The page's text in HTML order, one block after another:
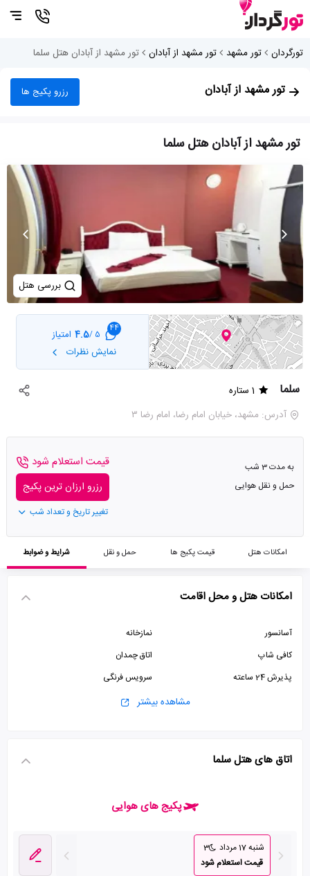
تورگردان تور مشهد تور مشهد از آبادان تور مشهد از آبادان هتل سلما
تور مشهد از آبادان رزرو پکیج ها
تور مشهد از آبادان هتل سلما
بررسی هتل
44
5 /
4.5 امتیاز
نمایش نظرات
سلما
1 ستاره
آدرس: مشهد، خیابان امام رضا، امام رضا ۳
به مدت 3 شب
حمل و نقل هوایی
قیمت استعلام شود
رزرو ارزان ترین پکیج
تغییر تاریخ و تعداد شب
امکانات هتل قیمت پکیج ها حمل و نقل شرایط و ضوابط
امکانات هتل و محل اقامت
آسانسور
نمازخانه
کافی شاپ
اتاق چمدان
پذیرش 24 ساعته
سرویس فرنگی
مشاهده بیشتر
اتاق های هتل سلما
پکیج های هوایی
شنبه 17 مرداد
3
قیمت استعلام شود